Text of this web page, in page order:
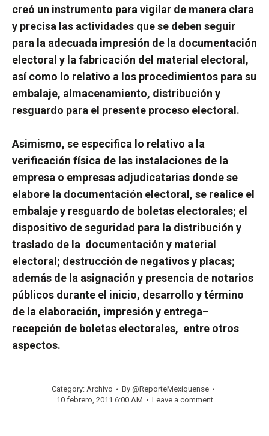
creó un instrumento para vigilar de manera clara
y precisa las actividades que se deben seguir
para la adecuada impresión de la documentación
electoral y la fabricación del material electoral,
así como lo relativo a los procedimientos para su
embalaje, almacenamiento, distribución y
resguardo para el presente proceso electoral.
Asimismo, se especifica lo relativo a la
verificación física de las instalaciones de la
empresa o empresas adjudicatarias donde se
elabore la documentación electoral, se realice el
embalaje y resguardo de boletas electorales; el
dispositivo de seguridad para la distribución y
traslado de la documentación y material
electoral; destrucción de negativos y placas;
además de la asignación y presencia de notarios
públicos durante el inicio, desarrollo y término
de la elaboración, impresión y entrega–
recepción de boletas electorales, entre otros
aspectos.
Category: Archivo By @ReporteMexiquense
10 febrero, 2011 6:00 AM
Leave a comment